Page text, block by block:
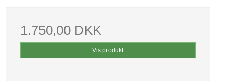
1.750,00 DKK
Vis produkt